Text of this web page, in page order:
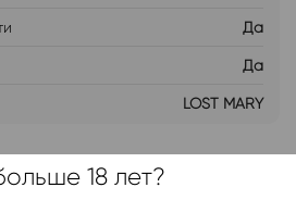
Да
Да
LOST MARY
ОЖИДАНИЯ18 лет?